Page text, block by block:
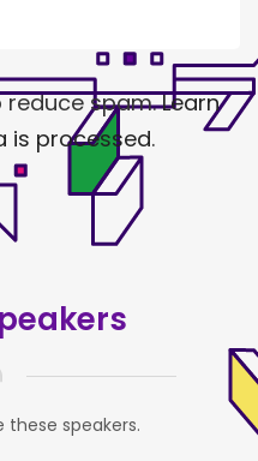
reduce spam.Learn
is processed.
these speakers.